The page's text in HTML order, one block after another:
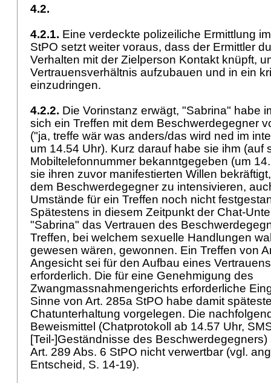
4.2.
4.2.1. Eine verdeckte polizeiliche Ermittlung
StPO setzt weiter voraus, dass der Ermittler
Verhalten mit der Zielperson Kontakt knüpft,
Vertrauensverhältnis aufzubauen und in ein
einzudringen.
4.2.2. Die Vorinstanz erwägt, "Sabrina" habe
sich ein Treffen mit dem Beschwerdegegner
("ja, treffe wär was anders/das wird ned im
um 14.54 Uhr). Kurz darauf habe sie ihm (auf
Mobiltelefonnummer bekanntgegeben (um
sie ihren zuvor manifestierten Willen
dem Beschwerdegegner zu intensivieren,
Umstände für ein Treffen noch nicht
Spätestens in diesem Zeitpunkt der Chat-
"Sabrina" das Vertrauen des
Treffen, bei welchem sexuelle Handlungen
gewesen wären, gewonnen. Ein Treffen von
Angesicht sei für den Aufbau eines
erforderlich. Die für eine Genehmigung des
Zwangmassnahmengerichts erforderliche
Sinne von Art. 285a StPO habe damit
Chatunterhaltung vorgelegen. Die
Beweismittel (Chatprotokoll ab 14.57 Uhr,
[Teil-]Geständnisse des
Art. 289 Abs. 6 StPO nicht verwertbar (vgl.
Entscheid, S. 14-19).